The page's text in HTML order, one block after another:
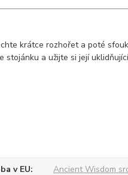
krátce rozhořet a poté
stojánku a užijte si její
v EU
Ancient Wisdom